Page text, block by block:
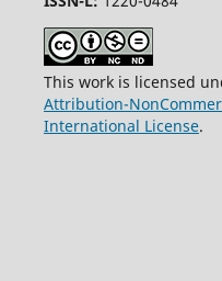
This work is licensed
Attribution-
International License.